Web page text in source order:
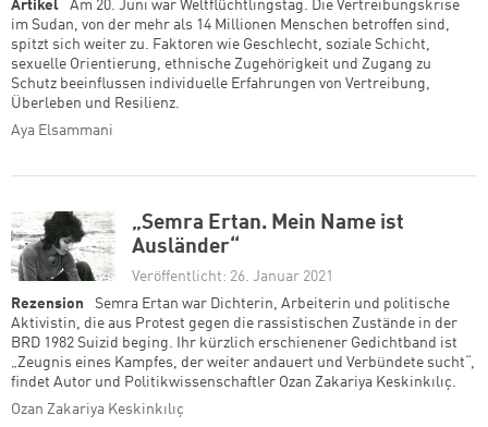
Artikel
Am 20. Juni war Weltflüchtlingstag. Die Vertreibungskrise
im Sudan, von der mehr als 14 Millionen Menschen betroffen sind,
spitzt sich weiter zu. Faktoren wie Geschlecht, soziale Schicht,
sexuelle Orientierung, ethnische Zugehörigkeit und Zugang zu
Schutz beeinflussen individuelle Erfahrungen von Vertreibung,
Überleben und Resilienz.
Aya Elsammani
„Semra Ertan. Mein Name ist
Ausländer“
Veröffentlicht: 26. Januar 2021
Rezension
Semra Ertan war Dichterin, Arbeiterin und politische
Aktivistin, die aus Protest gegen die rassistischen Zustände in der
BRD 1982 Suizid beging. Ihr kürzlich erschienener Gedichtband ist
„Zeugnis eines Kampfes, der weiter andauert und Verbündete sucht“,
findet Autor und Politikwissenschaftler Ozan Zakariya Keskinkılıç.
Ozan Zakariya Keskinkılıç